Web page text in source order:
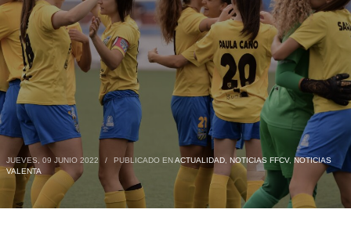
JUEVES, 09 JUNIO 2022 / PUBLICADO ENACTUALIDAD, NOTICIAS FFCV, NOTICIAS
VALENTA